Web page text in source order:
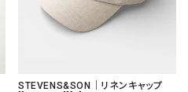
STEVENS&SON｜リネンキャップ